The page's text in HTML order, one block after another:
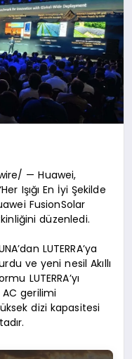
— Huawei,
Işığı En İyi Şekilde
FusionSolar
düzenledi.
LUTERRA’ya
ve yeni nesil Akıllı
LUTERRA’yı
gerilimi
dizi kapasitesi